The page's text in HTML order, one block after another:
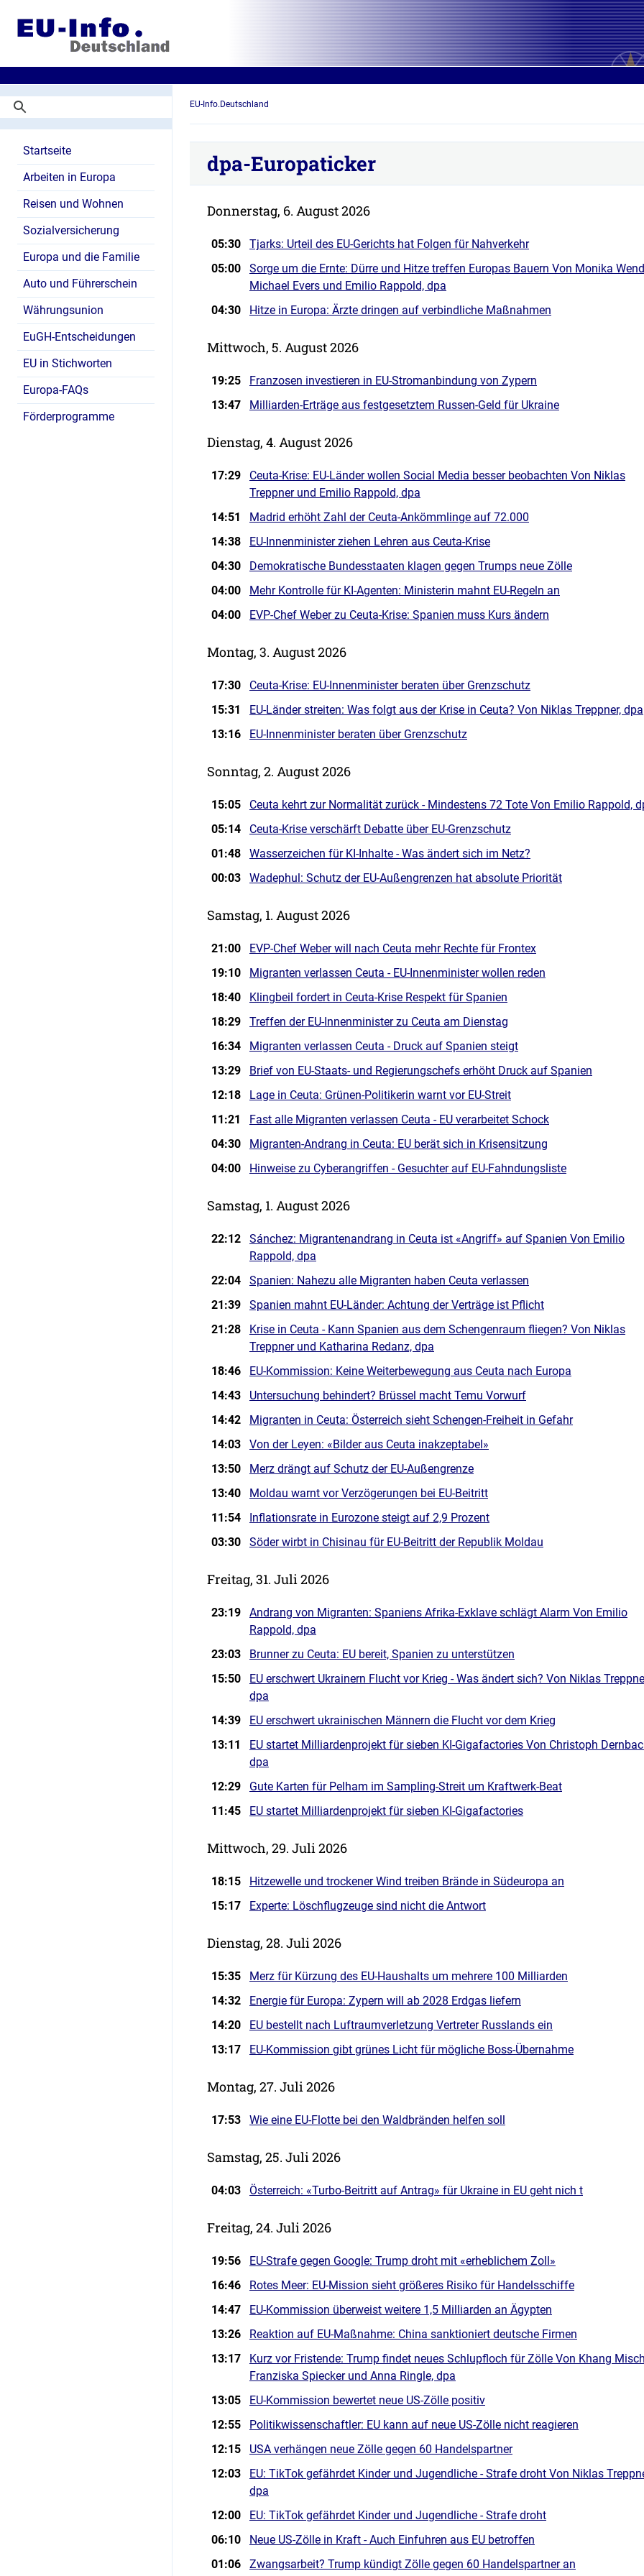
Startseite
Arbeiten in Europa
Reisen und Wohnen
Sozialversicherung
Europa und die Familie
Auto und Führerschein
Währungsunion
EuGH-Entscheidungen
EU in Stichworten
Europa-FAQs
Förderprogramme
EU-Info.Deutschland
dpa-Europaticker
Donnerstag, 6. August 2026
05:30
Tjarks: Urteil des EU-Gerichts hat Folgen für Nahverkehr
05:00
Sorge um die Ernte: Dürre und Hitze treffen Europas Bauern Von Monika
Michael Evers und Emilio Rappold, dpa
04:30
Hitze in Europa: Ärzte dringen auf verbindliche Maßnahmen
Mittwoch, 5. August 2026
19:25
Franzosen investieren in EU-Stromanbindung von Zypern
13:47
Milliarden-Erträge aus festgesetztem Russen-Geld für Ukraine
Dienstag, 4. August 2026
17:29
Ceuta-Krise: EU-Länder wollen Social Media besser beobachten Von Niklas
Treppner und Emilio Rappold, dpa
14:51
Madrid erhöht Zahl der Ceuta-Ankömmlinge auf 72.000
14:38
EU-Innenminister ziehen Lehren aus Ceuta-Krise
04:30
Demokratische Bundesstaaten klagen gegen Trumps neue Zölle
04:00
Mehr Kontrolle für KI-Agenten: Ministerin mahnt EU-Regeln an
04:00
EVP-Chef Weber zu Ceuta-Krise: Spanien muss Kurs ändern
Montag, 3. August 2026
17:30
Ceuta-Krise: EU-Innenminister beraten über Grenzschutz
15:31
EU-Länder streiten: Was folgt aus der Krise in Ceuta? Von Niklas Treppner, dpa
13:16
EU-Innenminister beraten über Grenzschutz
Sonntag, 2. August 2026
15:05
Ceuta kehrt zur Normalität zurück - Mindestens 72 Tote Von Emilio Rappold,
05:14
Ceuta-Krise verschärft Debatte über EU-Grenzschutz
01:48
Wasserzeichen für KI-Inhalte - Was ändert sich im Netz?
00:03
Wadephul: Schutz der EU-Außengrenzen hat absolute Priorität
Samstag, 1. August 2026
21:00
EVP-Chef Weber will nach Ceuta mehr Rechte für Frontex
19:10
Migranten verlassen Ceuta - EU-Innenminister wollen reden
18:40
Klingbeil fordert in Ceuta-Krise Respekt für Spanien
18:29
Treffen der EU-Innenminister zu Ceuta am Dienstag
16:34
Migranten verlassen Ceuta - Druck auf Spanien steigt
13:29
Brief von EU-Staats- und Regierungschefs erhöht Druck auf Spanien
12:18
Lage in Ceuta: Grünen-Politikerin warnt vor EU-Streit
11:21
Fast alle Migranten verlassen Ceuta - EU verarbeitet Schock
04:30
Migranten-Andrang in Ceuta: EU berät sich in Krisensitzung
04:00
Hinweise zu Cyberangriffen - Gesuchter auf EU-Fahndungsliste
Samstag, 1. August 2026
22:12
Sánchez: Migrantenandrang in Ceuta ist «Angriff» auf Spanien Von Emilio
Rappold, dpa
22:04
Spanien: Nahezu alle Migranten haben Ceuta verlassen
21:39
Spanien mahnt EU-Länder: Achtung der Verträge ist Pflicht
21:28
Krise in Ceuta - Kann Spanien aus dem Schengenraum fliegen? Von Niklas
Treppner und Katharina Redanz, dpa
18:46
EU-Kommission: Keine Weiterbewegung aus Ceuta nach Europa
14:43
Untersuchung behindert? Brüssel macht Temu Vorwurf
14:42
Migranten in Ceuta: Österreich sieht Schengen-Freiheit in Gefahr
14:03
Von der Leyen: «Bilder aus Ceuta inakzeptabel»
13:50
Merz drängt auf Schutz der EU-Außengrenze
13:40
Moldau warnt vor Verzögerungen bei EU-Beitritt
11:54
Inflationsrate in Eurozone steigt auf 2,9 Prozent
03:30
Söder wirbt in Chisinau für EU-Beitritt der Republik Moldau
Freitag, 31. Juli 2026
23:19
Andrang von Migranten: Spaniens Afrika-Exklave schlägt Alarm Von Emilio
Rappold, dpa
23:03
Brunner zu Ceuta: EU bereit, Spanien zu unterstützen
15:50
EU erschwert Ukrainern Flucht vor Krieg - Was ändert sich? Von Niklas
dpa
14:39
EU erschwert ukrainischen Männern die Flucht vor dem Krieg
13:11
EU startet Milliardenprojekt für sieben KI-Gigafactories Von Christoph
dpa
12:29
Gute Karten für Pelham im Sampling-Streit um Kraftwerk-Beat
11:45
EU startet Milliardenprojekt für sieben KI-Gigafactories
Mittwoch, 29. Juli 2026
18:15
Hitzewelle und trockener Wind treiben Brände in Südeuropa an
15:17
Experte: Löschflugzeuge sind nicht die Antwort
Dienstag, 28. Juli 2026
15:35
Merz für Kürzung des EU-Haushalts um mehrere 100 Milliarden
14:32
Energie für Europa: Zypern will ab 2028 Erdgas liefern
14:20
EU bestellt nach Luftraumverletzung Vertreter Russlands ein
13:17
EU-Kommission gibt grünes Licht für mögliche Boss-Übernahme
Montag, 27. Juli 2026
17:53 Wie eine EU-Flotte bei den Waldbränden helfen soll
Samstag, 25. Juli 2026
04:03 Österreich: «Turbo-Beitritt auf Antrag» für Ukraine in EU geht nich t
Freitag, 24. Juli 2026
19:56
EU-Strafe gegen Google: Trump droht mit «erheblichem Zoll»
16:46
Rotes Meer: EU-Mission sieht größeres Risiko für Handelsschiffe
14:47
EU-Kommission überweist weitere 1,5 Milliarden an Ägypten
13:26
Reaktion auf EU-Maßnahme: China sanktioniert deutsche Firmen
13:17
Kurz vor Fristende: Trump findet neues Schlupfloch für Zölle Von Khang
Franziska Spiecker und Anna Ringle, dpa
13:05
EU-Kommission bewertet neue US-Zölle positiv
12:55
Politikwissenschaftler: EU kann auf neue US-Zölle nicht reagieren
12:15
USA verhängen neue Zölle gegen 60 Handelspartner
12:03
EU: TikTok gefährdet Kinder und Jugendliche - Strafe droht Von Niklas
dpa
12:00
EU: TikTok gefährdet Kinder und Jugendliche - Strafe droht
06:10
Neue US-Zölle in Kraft - Auch Einfuhren aus EU betroffen
01:06
Zwangsarbeit? Trump kündigt Zölle gegen 60 Handelspartner an